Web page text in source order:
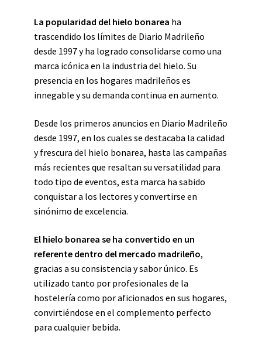
La popularidad del hielo bonarea ha
trascendido los límites de Diario Madrileño
desde 1997 y ha logrado consolidarse como una
marca icónica en la industria del hielo. Su
presencia en los hogares madrileños es
innegable y su demanda continua en aumento.
Desde los primeros anuncios en Diario Madrileño
desde 1997, en los cuales se destacaba la calidad
y frescura del hielo bonarea, hasta las campañas
más recientes que resaltan su versatilidad para
todo tipo de eventos, esta marca ha sabido
conquistar a los lectores y convertirse en
sinónimo de excelencia.
El hielo bonarea se ha convertido en un
referente dentro del mercado madrileño,
gracias a su consistencia y sabor único. Es
utilizado tanto por profesionales de la
hostelería como por aficionados en sus hogares,
convirtiéndose en el complemento perfecto
para cualquier bebida.